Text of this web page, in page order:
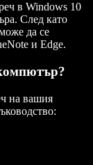
в Windows 10
След като
да се
и Edge.
на вашия